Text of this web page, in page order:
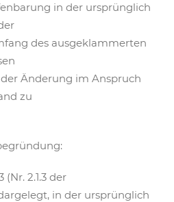
in der ursprünglich
des ausgeklammerten
Änderung im Anspruch
zu
2.1.3 der
in der ursprünglich